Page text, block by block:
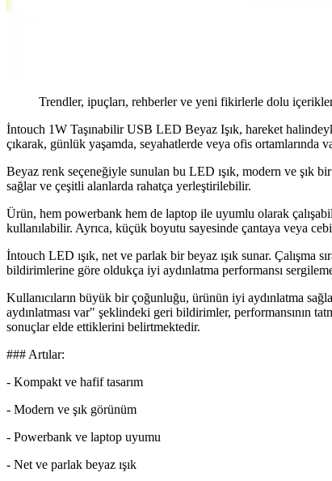
Trendler, ipuçları, rehberler ve yeni fikirlerle dolu
İntouch 1W Taşınabilir USB LED Beyaz Işık, hareket
çıkarak, günlük yaşamda, seyahatlerde veya ofis ortamlarında
Beyaz renk seçeneğiyle sunulan bu LED ışık, modern ve şık
sağlar ve çeşitli alanlarda rahatça yerleştirilebilir.
Ürün, hem powerbank hem de laptop ile uyumlu olarak
kullanılabilir. Ayrıca, küçük boyutu sayesinde çantaya veya
İntouch LED ışık, net ve parlak bir beyaz ışık sunar. Çalışma
bildirimlerine göre oldukça iyi aydınlatma performansı
Kullanıcıların büyük bir çoğunluğu, ürünün iyi aydınlatma
aydınlatması var" şeklindeki geri bildirimler, performansının
sonuçlar elde ettiklerini belirtmektedir.
### Artılar:
- Kompakt ve hafif tasarım
- Modern ve şık görünüm
- Powerbank ve laptop uyumu
- Net ve parlak beyaz ışık